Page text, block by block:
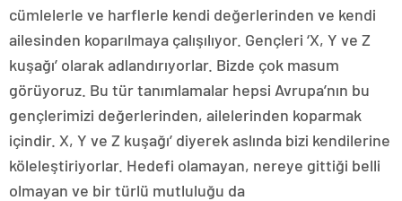
cümlelerle ve harflerle kendi değerlerinden ve kendi
ailesinden koparılmaya çalışılıyor. Gençleri ‘X, Y ve Z
kuşağı’ olarak adlandırıyorlar. Bizde çok masum
görüyoruz. Bu tür tanımlamalar hepsi Avrupa’nın bu
gençlerimizi değerlerinden, ailelerinden koparmak
içindir. X, Y ve Z kuşağı’ diyerek aslında bizi kendilerine
köleleştiriyorlar. Hedefi olamayan, nereye gittiği belli
olmayan ve bir türlü mutluluğu da